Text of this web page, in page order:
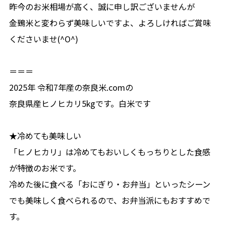
昨今のお米相場が高く、誠に申し訳ございませんが
金鵄米と変わらず美味しいですよ、よろしければご賞味
くださいませ(^O^)
＝＝＝
2025年 令和7年産の奈良米.comの
奈良県産ヒノヒカリ5kgです。白米です
★冷めても美味しい
「ヒノヒカリ」は冷めてもおいしくもっちりとした食感
が特徴のお米です。
冷めた後に食べる「おにぎり・お弁当」といったシーン
でも美味しく食べられるので、お弁当派にもおすすめで
す。